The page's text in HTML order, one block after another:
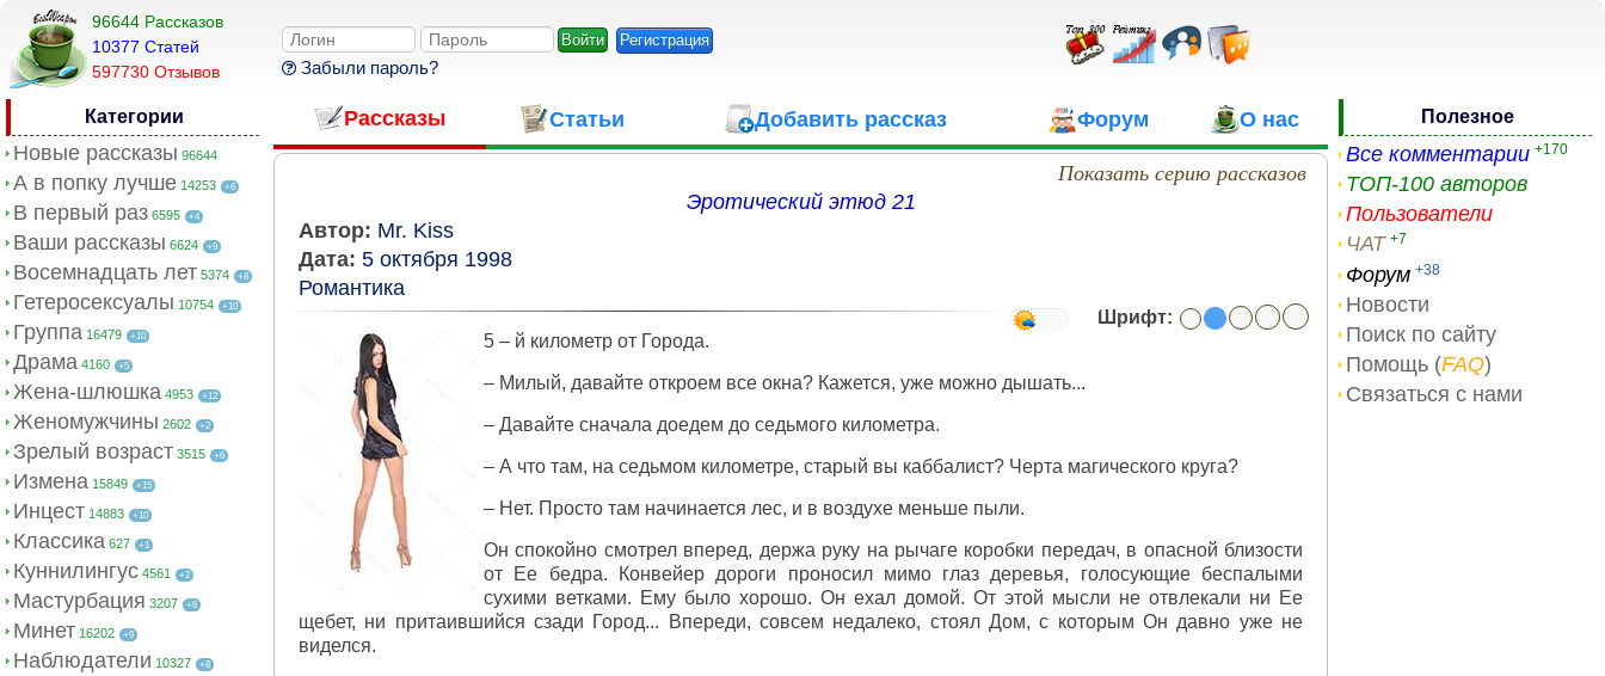
96644 Рассказов
10377 Cтатей
597730 Отзывов
Регистрация
Забыли пароль?
Категории
Новые рассказы 96644
А в попку лучше 14253 +6
В первый раз 6595 +4
Ваши рассказы 6624 +9
Восемнадцать лет 5374 +8
Гетеросексуалы 10754 +10
Группа 16479 +10
Драма 4160 +5
Жена-шлюшка 4953 +12
Женомужчины 2602 +2
Зрелый возраст 3515 +6
Измена 15849 +15
Инцест 14883 +10
Классика 627 +1
Куннилингус 4561 +2
Мастурбация 3207 +6
Минет 16202 +9
Наблюдатели 10327 +8
Рассказы Статьи Добавить рассказ Форум О нас
Показать серию рассказов
Эротический этюд 21
Автор: Mr. Kiss
Дата: 5 октября 1998
Романтика
Шрифт:
5 – й километр от Города.
– Милый, давайте откроем все окна? Кажется, уже можно дышать...
– Давайте сначала доедем до седьмого километра.
– А что там, на седьмом километре, старый вы каббалист? Черта магического круга?
– Нет. Просто там начинается лес, и в воздухе меньше пыли.
Он спокойно смотрел вперед, держа руку на рычаге коробки передач, в опасной близости
от Ее бедра. Конвейер дороги проносил мимо глаз деревья, голосующие беспалыми
сухими ветками. Ему было хорошо. Он ехал домой. От этой мысли не отвлекали ни Ее
щебет, ни притаившийся сзади Город... Впереди, совсем недалеко, стоял Дом, с которым Он давно уже не
виделся.
Полезное
Все комментарии +170
ТОП-100 авторов
Пользователи
ЧАТ +7
Форум +38
Новости
Поиск по сайту
Помощь (FAQ)
Связаться с нами